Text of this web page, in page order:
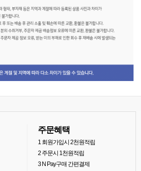
주문혜택
1회원가입시 2천원적립
2주문시 1천원적립
3N Pay구매 간편결제